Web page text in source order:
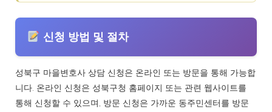
신청 방법 및 절차
성북구 마을변호사 상담 신청은 온라인 또는 방문을 통해 가능합
니다. 온라인 신청은 성북구청 홈페이지 또는 관련 웹사이트를
통해 신청할 수 있으며, 방문 신청은 가까운 동주민센터를 방문